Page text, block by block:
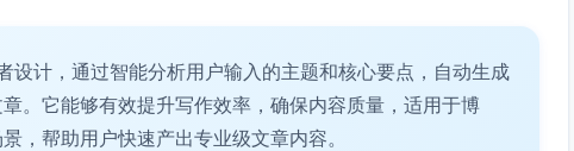
设计，通过智能分析用户输入的主题和核心要点，自动生成
。它能够有效提升写作效率，确保内容质量，适用于博
，帮助用户快速产出专业级文章内容。